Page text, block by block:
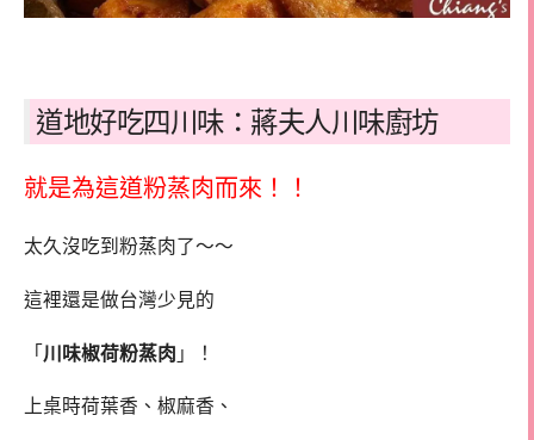
道地好吃四川味：蔣夫人川味廚坊
就是為這道粉蒸肉而來！！
太久沒吃到粉蒸肉了～～
這裡還是做台灣少見的
「 川味椒荷粉蒸肉 」！
上桌時荷葉香、椒麻香、